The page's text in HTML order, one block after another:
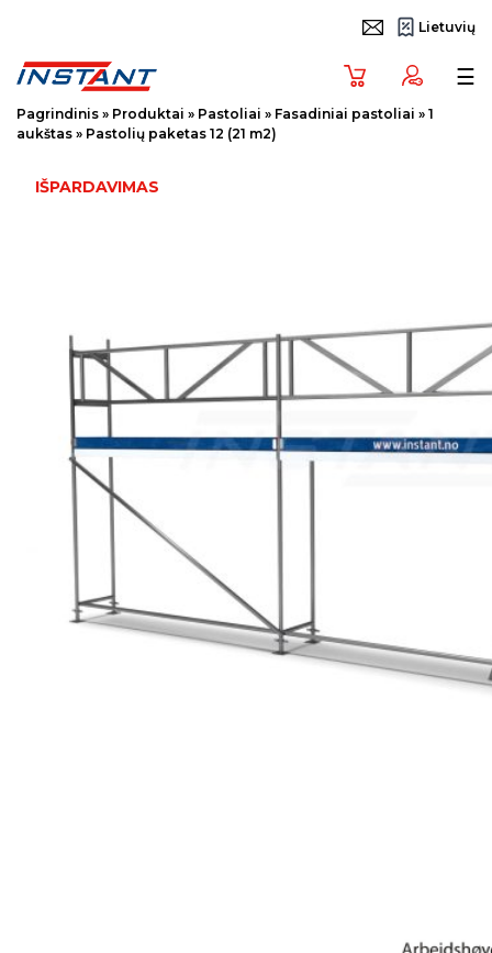
Lietuvių
☰
Pagrindinis » Produktai » Pastoliai » Fasadiniai pastoliai » 1
aukštas » Pastolių paketas 12 (21 m2)
IŠPARDAVIMAS